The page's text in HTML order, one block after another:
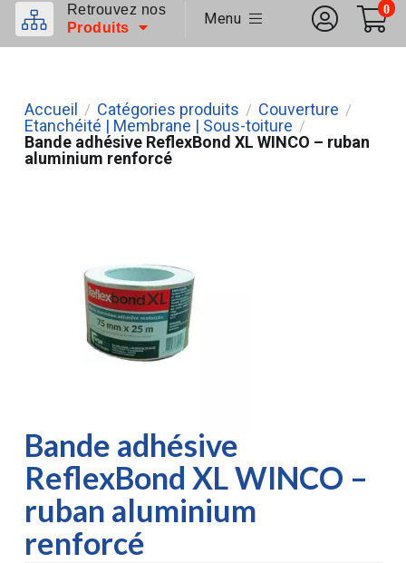
Retrouvez nos
Produits
Menu
0
Accueil / Catégories produits / Couverture /
Etanchéité | Membrane | Sous-toiture /
Bande adhésive ReflexBond XL WINCO – ruban
aluminium renforcé
Bande adhésive
ReflexBond XL WINCO –
ruban aluminium
renforcé